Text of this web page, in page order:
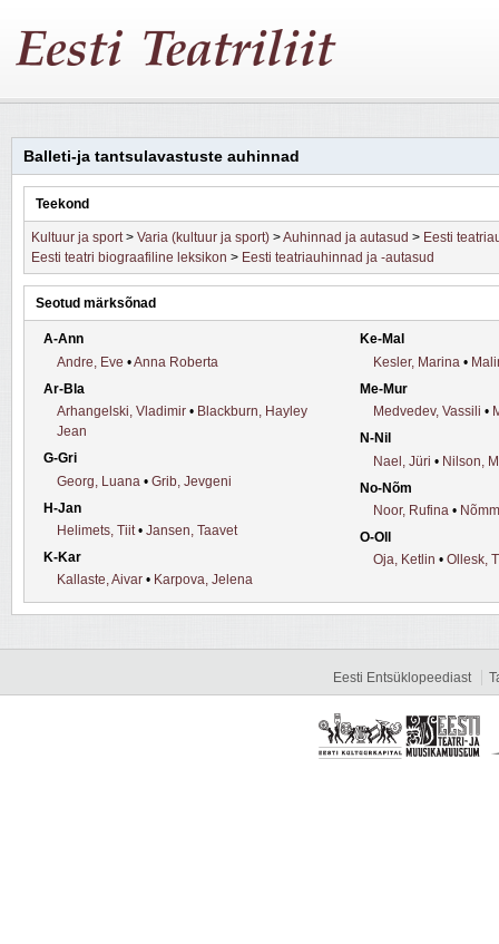
Balleti-ja tantsulavastuste auhinnad
Teekond
Kultuur ja sport> Varia (kultuur ja sport) >Auhinnad ja autasud > Eesti
Eesti teatri biograafiline leksikon > Eesti teatriauhinnad ja -autasud
Seotud märksõnad
A-Ann
Andre, Eve •Anna Roberta
Ar-Bla
Arhangelski, Vladimir • Blackburn, Hayley
Jean
G-Gri
Georg, Luana • Grib, Jevgeni
H-Jan
Helimets, Tiit• Jansen, Taavet
K-Kar
Kallaste, Aivar • Karpova, Jelena
Ke-Mal
Kesler, Marina •
Me-Mur
Medvedev, Vassili •
N-Nil
Nael, Jüri • Nilson,
No-Nõm
Noor, Rufina •
O-Oll
Oja, Ketlin • Ollesk,
Eesti Entsüklopeediast